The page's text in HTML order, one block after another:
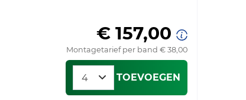
€ 157,00
Montagetarief per band € 38,00
TOEVOEGEN